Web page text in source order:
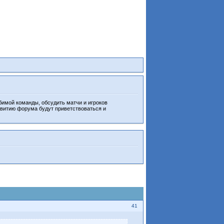
команды, обсудить матчи и игроков
форума будут приветствоваться и
41